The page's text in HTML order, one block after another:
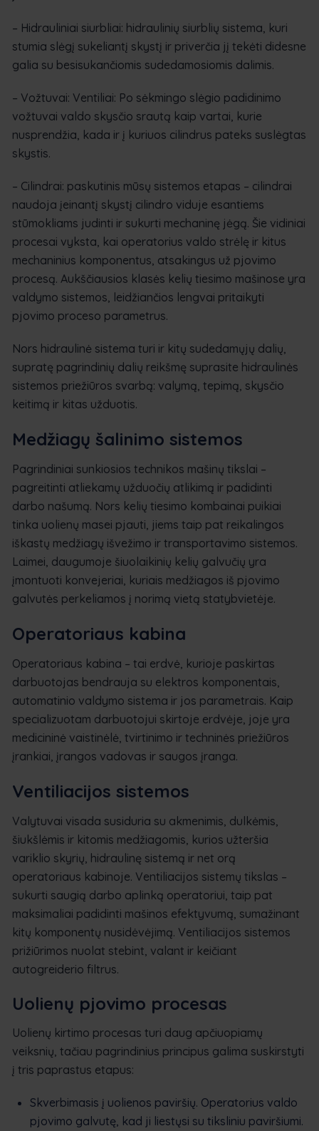
– Hidrauliniai siurbliai: hidraulinių siurblių sistema, kuri
stumia slėgį sukeliantį skystį ir priverčia jį tekėti didesne
galia su besisukančiomis sudedamosiomis dalimis.
– Vožtuvai: Ventiliai: Po sėkmingo slėgio padidinimo
vožtuvai valdo skysčio srautą kaip vartai, kurie
nusprendžia, kada ir į kuriuos cilindrus pateks suslėgtas
skystis.
– Cilindrai: paskutinis mūsų sistemos etapas – cilindrai
naudoja įeinantį skystį cilindro viduje esantiems
stūmokliams judinti ir sukurti mechaninę jėgą. Šie vidiniai
procesai vyksta, kai operatorius valdo strėlę ir kitus
mechaninius komponentus, atsakingus už pjovimo
procesą. Aukščiausios klasės kelių tiesimo mašinose yra
valdymo sistemos, leidžiančios lengvai pritaikyti
pjovimo proceso parametrus.
Nors hidraulinė sistema turi ir kitų sudedamųjų dalių,
supratę pagrindinių dalių reikšmę suprasite hidraulinės
sistemos priežiūros svarbą: valymą, tepimą, skysčio
keitimą ir kitas užduotis.
Medžiagų šalinimo sistemos
Pagrindiniai sunkiosios technikos mašinų tikslai –
pagreitinti atliekamų užduočių atlikimą ir padidinti
darbo našumą. Nors kelių tiesimo kombainai puikiai
tinka uolienų masei pjauti, jiems taip pat reikalingos
iškastų medžiagų išvežimo ir transportavimo sistemos.
Laimei, daugumoje šiuolaikinių kelių galvučių yra
įmontuoti konvejeriai, kuriais medžiagos iš pjovimo
galvutės perkeliamos į norimą vietą statybvietėje.
Operatoriaus kabina
Operatoriaus kabina – tai erdvė, kurioje paskirtas
darbuotojas bendrauja su elektros komponentais,
automatinio valdymo sistema ir jos parametrais. Kaip
specializuotam darbuotojui skirtoje erdvėje, joje yra
medicininė vaistinėlė, tvirtinimo ir techninės priežiūros
įrankiai, įrangos vadovas ir saugos įranga.
Ventiliacijos sistemos
Valytuvai visada susiduria su akmenimis, dulkėmis,
šiukšlėmis ir kitomis medžiagomis, kurios užteršia
variklio skyrių, hidraulinę sistemą ir net orą
operatoriaus kabinoje. Ventiliacijos sistemų tikslas –
sukurti saugią darbo aplinką operatoriui, taip pat
maksimaliai padidinti mašinos efektyvumą, sumažinant
kitų komponentų nusidėvėjimą. Ventiliacijos sistemos
prižiūrimos nuolat stebint, valant ir keičiant
autogreiderio filtrus.
Uolienų pjovimo procesas
Uolienų kirtimo procesas turi daug apčiuopiamų
veiksnių, tačiau pagrindinius principus galima suskirstyti
į tris paprastus etapus:
Skverbimasis į uolienos paviršių. Operatorius valdo
pjovimo galvutę, kad ji liestųsi su tiksliniu paviršiumi.